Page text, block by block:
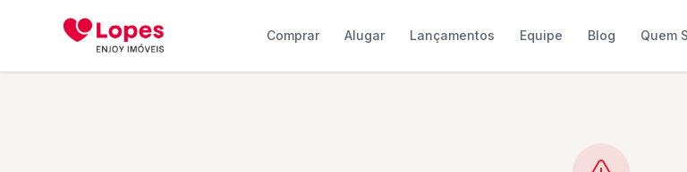
Comprar Alugar Lançamentos Equipe Blog Quem